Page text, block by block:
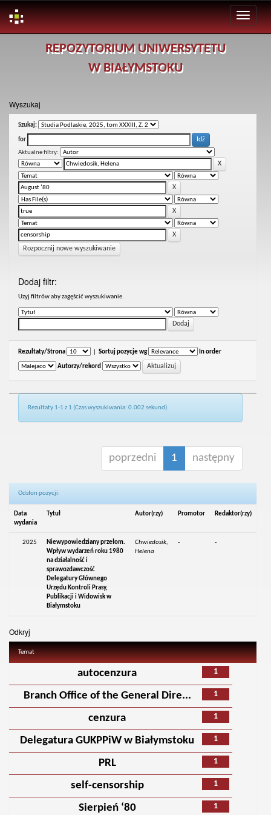
REPOZYTORIUM UNIWERSYTETU
W BIAŁYMSTOKU
Wyszukaj
Szukaj:
for
Aktualne filtry:
Rozpocznij nowe wyszukiwanie
Dodaj filtr:
Uzyj filtrów aby zagęścić wyszukiwanie.
Rezultaty/Strona Sortuj pozycje wg In order
Autorzy/rekord
Rezultaty 1-1 z 1 (Czas wyszukiwania: 0.002 sekund).
poprzedni 1 następny
Odsłon pozycji:
Data
wydania
Tytuł Autor(rzy) Promotor Redaktor(rzy)
2025
Niewypowiedziany przełom.
Wpływ wydarzeń roku 1980
na działalność i
sprawozdawczość
Delegatury Głównego
Urzędu Kontroli Prasy,
Publikacji i Widowisk w
Białymstoku
Chwiedosik,
Helena
- -
Odkryj
Temat
1
autocenzura
1
Branch Office of the General Dire...
1
cenzura
1
Delegatura GUKPPiW w Białymstoku
1
PRL
1
self-censorship
1
Sierpień ‘80